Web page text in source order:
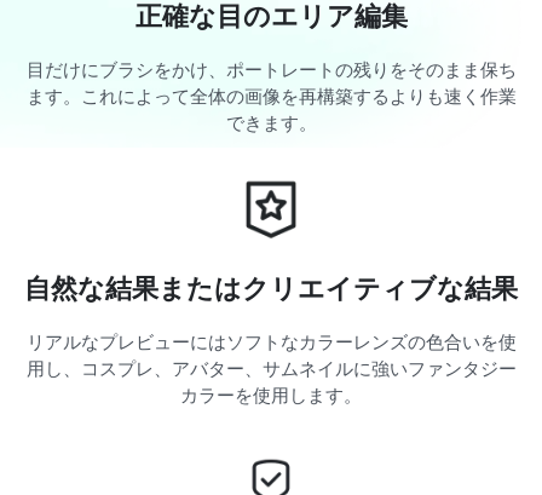
正確な目のエリア編集
目だけにブラシをかけ、ポートレートの残りをそのまま保ち
ます。これによって全体の画像を再構築するよりも速く作業
できます。
自然な結果またはクリエイティブな結果
リアルなプレビューにはソフトなカラーレンズの色合いを使
用し、コスプレ、アバター、サムネイルに強いファンタジー
カラーを使用します。